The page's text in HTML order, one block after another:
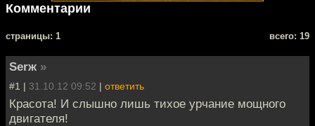
Комментарии
cтраницы: 1 всего: 19
Serж »
#1 | 31.10.12 09:52 | ответить
Красота! И слышно лишь тихое урчание мощного
двигателя!